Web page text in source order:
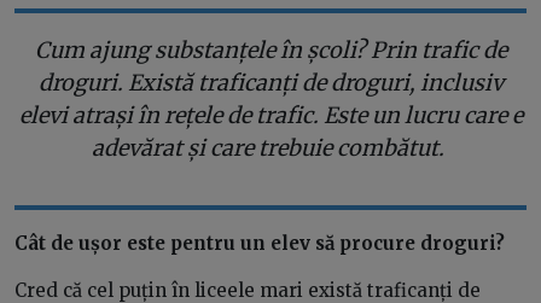
Cum ajung substanțele în școli? Prin trafic de
droguri. Există traficanți de droguri, inclusiv
elevi atrași în rețele de trafic. Este un lucru care e
adevărat și care trebuie combătut.
Cât de ușor este pentru un elev să procure droguri?
Cred că cel puțin în liceele mari există traficanți de